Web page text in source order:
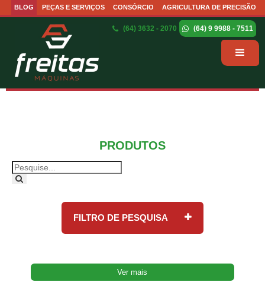
BLOG PEÇAS E SERVIÇOS CONSÓRCIO AGRICULTURA DE PRECISÃO
(64) 3632 - 2070 (64) 9 9988 - 7511
PRODUTOS
FILTRO DE PESQUISA
Ver mais